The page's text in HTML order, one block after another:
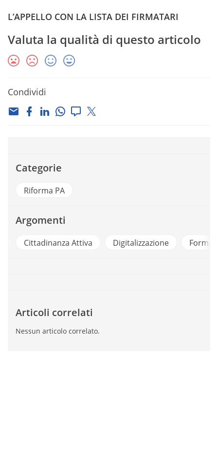
L’APPELLO CON LA LISTA DEI FIRMATARI
Valuta la qualità di questo articolo
Condividi
Categorie
Riforma PA
Argomenti
Cittadinanza Attiva Digitalizzazione
Articoli correlati
Nessun articolo correlato.